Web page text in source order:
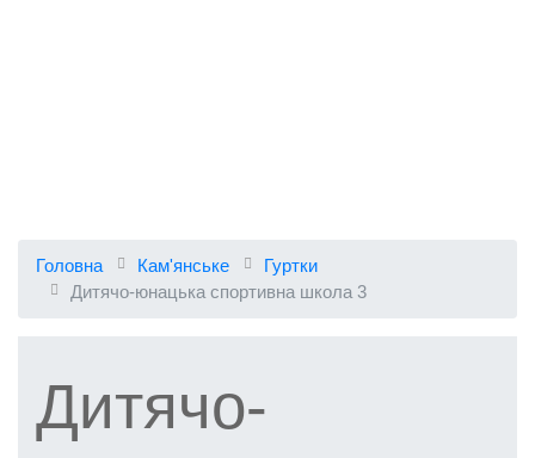
Головна Кам'янське
Гуртки
Дитячо-юнацька спортивна школа 3
Дитячо-